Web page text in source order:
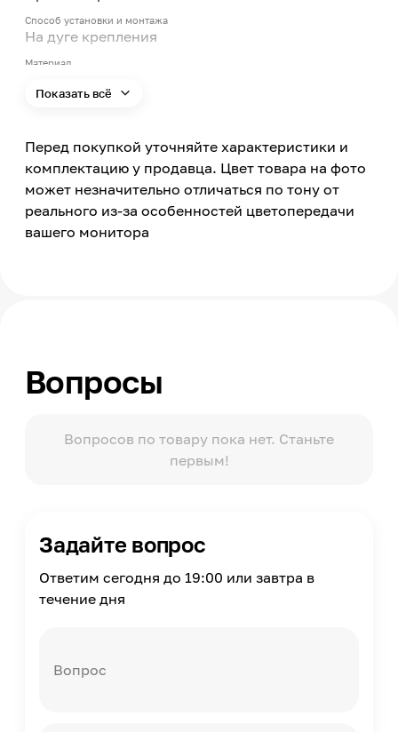
Способ установки и монтажа
На дуге крепления
Материал
Цветовая температура
6500
Световой поток
16800
200-240
Температура эксплуатации
Габаритный размер
375*326*44 мм
Класс защиты от поражения электрическим током
Страна производства
Китай
Показать всё
Перед покупкой уточняйте характеристики и
комплектацию у продавца. Цвет товара на фото
может незначительно отличаться по тону от
реального из-за особенностей цветопередачи
вашего монитора
Вопросы
Вопросов по товару пока нет. Станьте
первым!
Задайте вопрос
Ответим сегодня до 19:00 или завтра в
течение дня
Вопрос